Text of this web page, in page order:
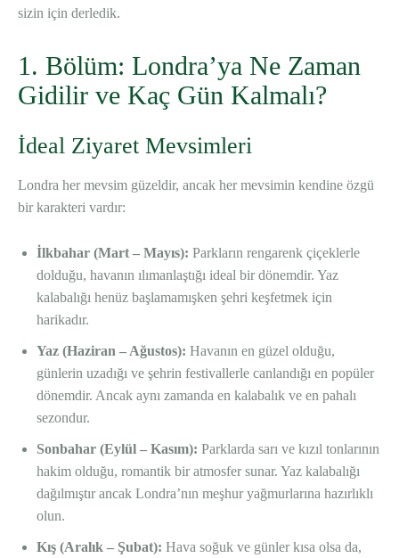
sizin için derledik.
1. Bölüm: Londra’ya Ne Zaman
Gidilir ve Kaç Gün Kalmalı?
İdeal Ziyaret Mevsimleri
Londra her mevsim güzeldir, ancak her mevsimin kendine özgü
bir karakteri vardır:
İlkbahar (Mart – Mayıs): Parkların rengarenk çiçeklerle
dolduğu, havanın ılımanlaştığı ideal bir dönemdir. Yaz
kalabalığı henüz başlamamışken şehri keşfetmek için
harikadır.
Yaz (Haziran – Ağustos): Havanın en güzel olduğu,
günlerin uzadığı ve şehrin festivallerle canlandığı en popüler
dönemdir. Ancak aynı zamanda en kalabalık ve en pahalı
sezondur.
Sonbahar (Eylül – Kasım): Parklarda sarı ve kızıl tonlarının
hakim olduğu, romantik bir atmosfer sunar. Yaz kalabalığı
dağılmıştır ancak Londra’nın meşhur yağmurlarına hazırlıklı
olun.
Kış (Aralık – Şubat): Hava soğuk ve günler kısa olsa da,